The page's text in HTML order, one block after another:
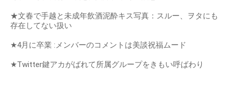
★文春で手越と未成年飲酒泥酔キス写真：スルー、ヲタにも
存在してない扱い
★4月に卒業 :メンバーのコメントは美談祝福ムード
★Twitter鍵アカがばれて所属グループをきもい呼ばわり